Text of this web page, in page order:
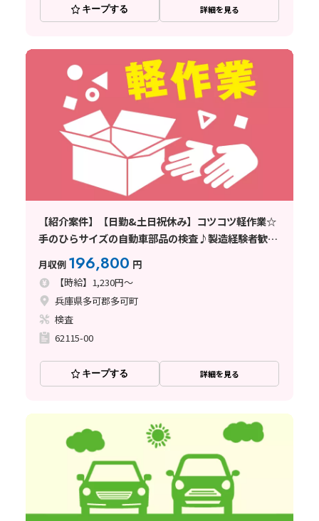
キープする 詳細を見る
【紹介案件】【日勤&土日祝休み】コツコツ軽作業☆
手のひらサイズの自動車部品の検査♪製造経験者歓迎
月収例 196,800 円
【時給】1,230円～
兵庫県多可郡多可町
検査
62115-00
キープする 詳細を見る